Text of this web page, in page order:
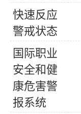
快速反应
警戒状态
国 际职业
安全和健
康危害警
报系统